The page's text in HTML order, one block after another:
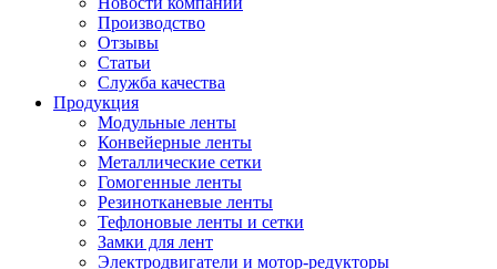
Производство
Отзывы
Статьи
Служба качества
Продукция
Модульные ленты
Конвейерные ленты
Металлические сетки
Гомогенные ленты
Резинотканевые ленты
Тефлоновые ленты и сетки
Замки для лент
Электродвигатели и мотор-редукторы